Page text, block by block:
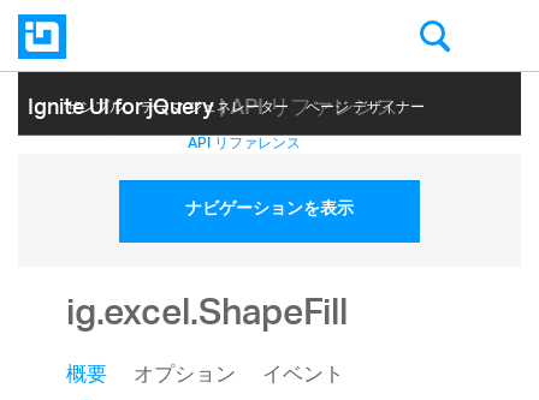
Ignite UI for jQuery| API リファレンス
サンプル テーマ ジェネレーター ページ デザイナー
ヘルプ トピック API リファレンス
ナビゲーションを表示
ig.excel.ShapeFill
概要 オプション
イベント